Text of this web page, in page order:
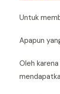
Untuk
Apapun
Oleh